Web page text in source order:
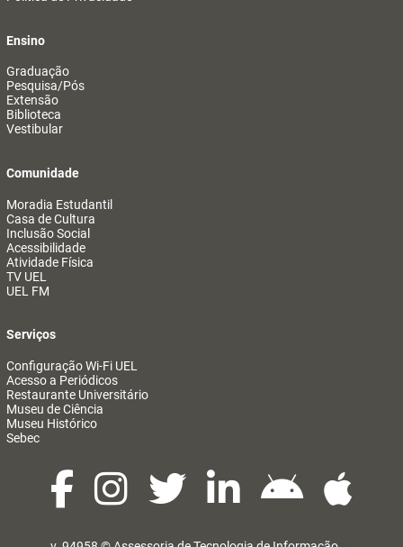
Ensino
Graduação
Pesquisa/Pós
Extensão
Biblioteca
Vestibular
Comunidade
Moradia Estudantil
Casa de Cultura
Inclusão Social
Acessibilidade
Atividade Física
TV UEL
UEL FM
Serviços
Configuração Wi-Fi UEL
Acesso a Periódicos
Restaurante Universitário
Museu de Ciência
Museu Histórico
Sebec